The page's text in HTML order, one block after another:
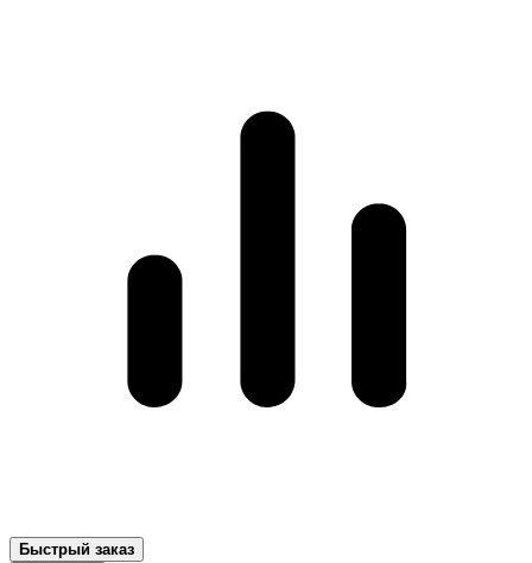
Быстрый заказ